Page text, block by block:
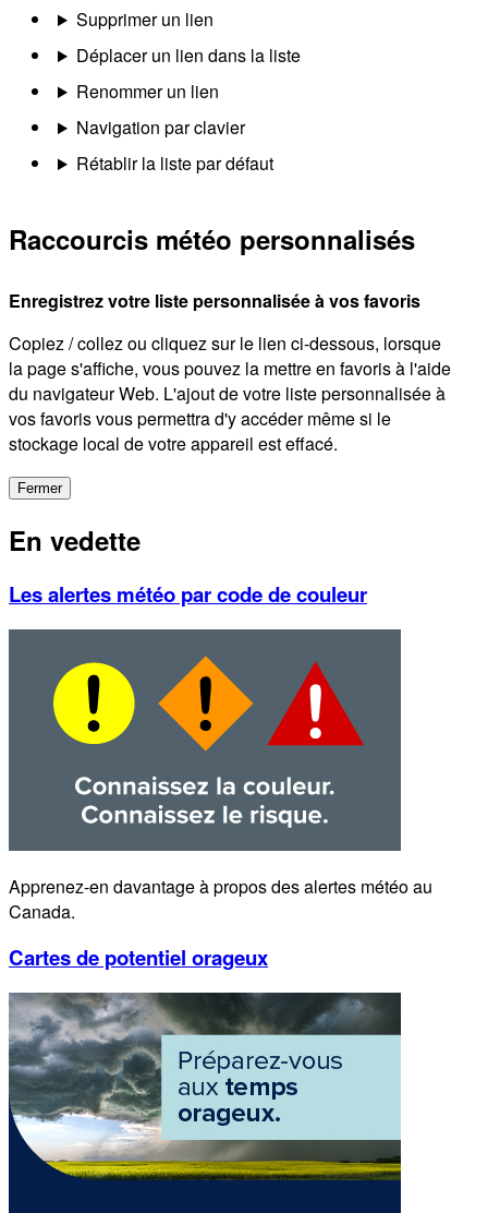
Supprimer un lien
Déplacer un lien dans la liste
Renommer un lien
Navigation par clavier
Rétablir la liste par défaut
Raccourcis météo personnalisés
Enregistrez votre liste personnalisée à vos favoris
Copiez / collez ou cliquez sur le lien ci-dessous, lorsque
la page s'affiche, vous pouvez la mettre en favoris à l'aide
du navigateur Web. L'ajout de votre liste personnalisée à
vos favoris vous permettra d'y accéder même si le
stockage local de votre appareil est effacé.
Fermer
En vedette
Les alertes météo par code de couleur
Apprenez-en davantage à propos des alertes météo au
Canada.
Cartes de potentiel orageux